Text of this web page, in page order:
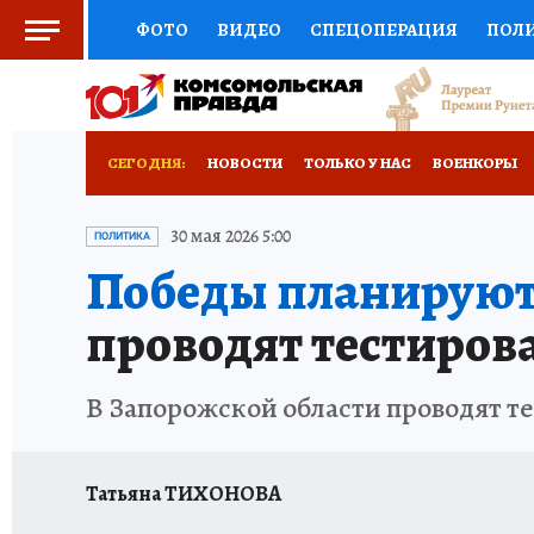
ФОТО ВИДЕО СПЕЦОПЕРАЦИЯ
СОЦПОДДЕРЖКА НАУКА СПОРТ
ПРЕСС-ЦЕНТР
ТЕСТЫ
СЕГОДНЯ: НОВОСТИ ТОЛЬКО У НАС ВОЕНКОРЫ
ИСПЫТАНО НА СЕБЕ
ПОЛИТИКА 30 мая 2026 5:00
Победы планируют
проводят
В Запорожской области проводят
Татьяна ТИХОНОВА